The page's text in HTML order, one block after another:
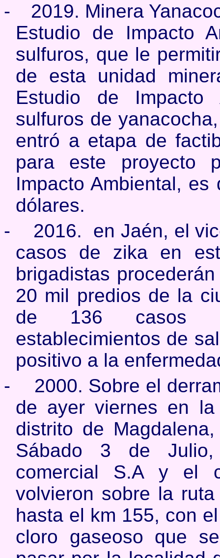
-
2019. Minera
Estudio de Impacto
sulfuros, que le
de esta unidad
Estudio de Impacto
sulfuros de
entró a etapa de
para este proyecto
Impacto Ambiental,
dólares.
-
2016. en Jaén, el
casos de zika en
brigadistas
20 mil predios de la
de 136 casos
establecimientos de
positivo a la
-
2000. Sobre el
de ayer viernes en la
distrito de
Sábado 3 de
comercial S.A y el
volvieron sobre la
hasta el km 155, con
cloro gaseoso que